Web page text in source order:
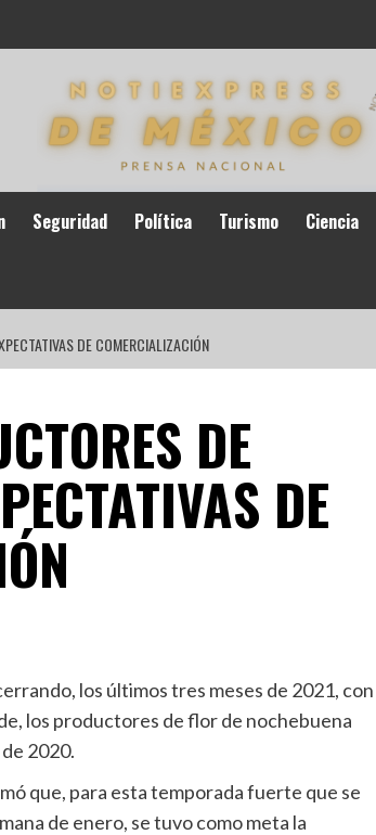
Seguridad Política Turismo Ciencia
DE COMERCIALIZACIÓN
DE
DE
los últimos tres meses de 2021, con
los productores de flor de nochebuena
2020.
que, para esta temporada fuerte que se
de enero, se tuvo como meta la